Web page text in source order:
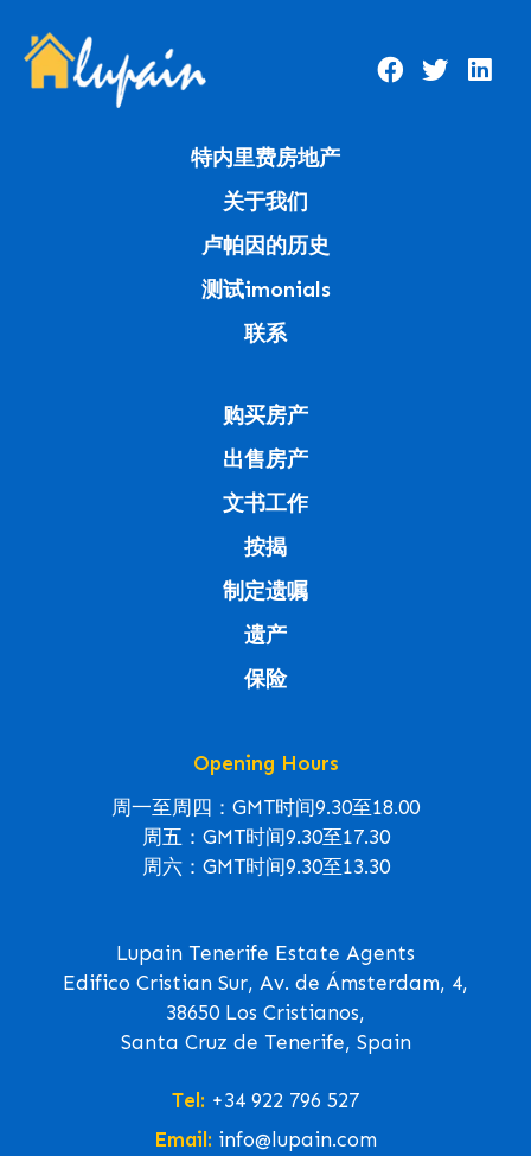
特内里费房地产
关于我们
卢帕因的历史
测试imonials
联系
购买房产
出售房产
文书工作
按揭
制定遗嘱
遗产
保险
Opening Hours
周一至周四：GMT时间9.30至18.00
周五：GMT时间9.30至17.30
周六：GMT时间9.30至13.30
Lupain Tenerife Estate Agents
Edifico Cristian Sur, Av. de Ámsterdam, 4,
38650 Los Cristianos,
Santa Cruz de Tenerife, Spain
Tel: +34 922 796 527
Email: info@lupain.com